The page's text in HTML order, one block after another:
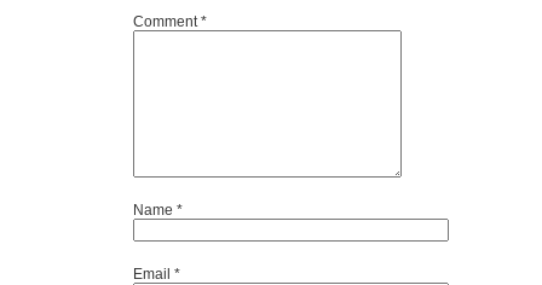
Comment*
Name *
Email *